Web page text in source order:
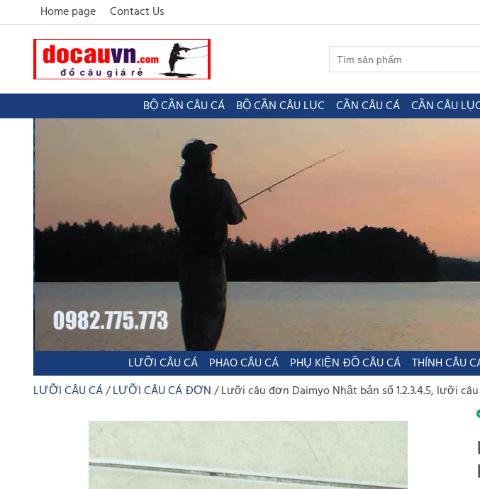
Home page Contact Us
BỘ CẦN CÂU CÁ BỘ CẦN CÂU LỤC CẦN CÂU CÁ CẦN CÂU
LƯỠI CÂU CÁ PHAO CÂU CÁ PHỤ KIỆN ĐỒ CÂU CÁ THÍNH CÂU
LƯỠI CÂU CÁ LƯỠI CÂU CÁ ĐƠN Lưỡi câu đơn Daimyo Nhật bản số 1.2.3.4.5, lưỡi